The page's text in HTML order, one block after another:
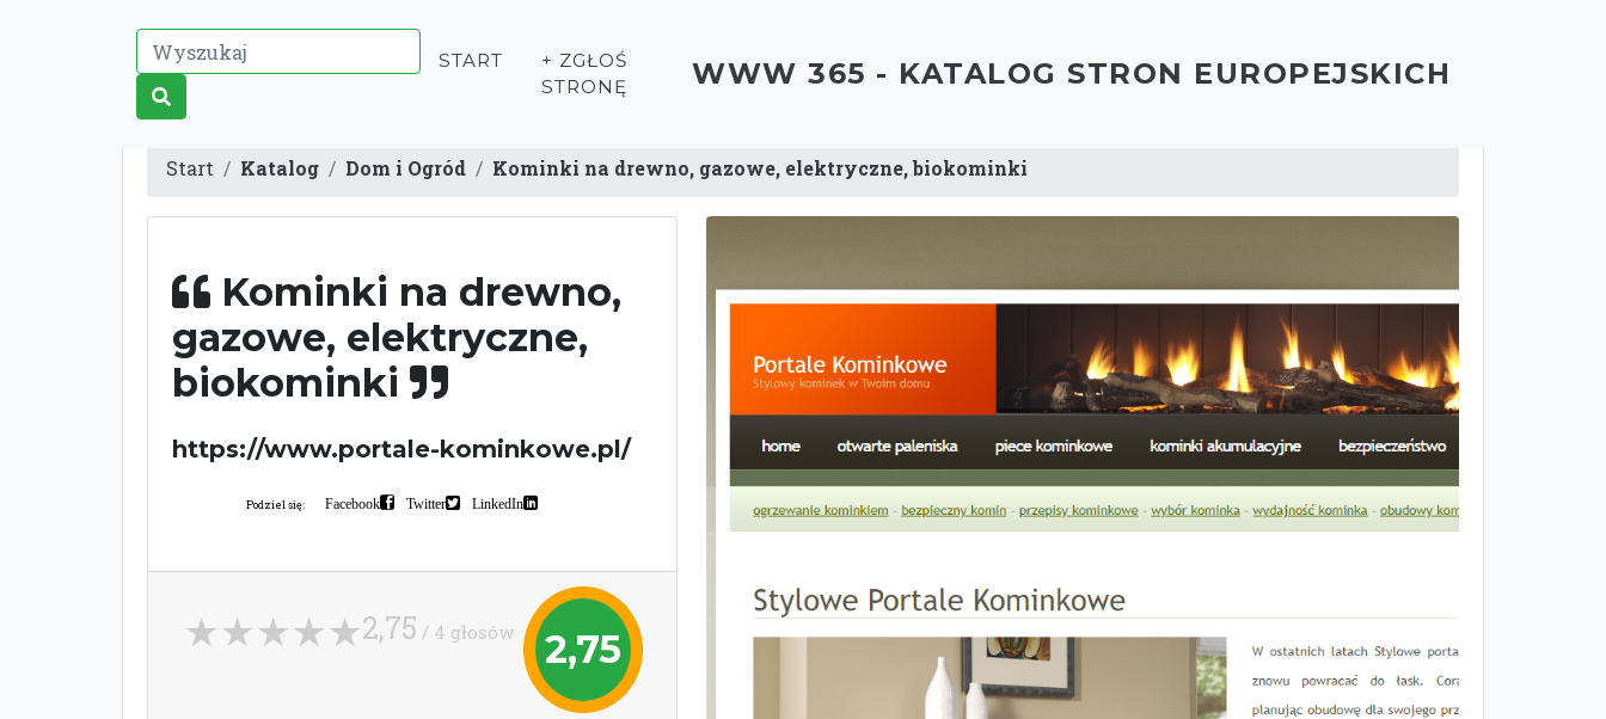
START
+ ZGŁOŚ
STRONĘ
WWW 365 - KATALOG STRON EUROPEJSKICH
Start Katalog Dom i Ogród Kominki na drewno, gazowe, elektryczne, biokominki
Kominki na drewno,
gazowe, elektryczne,
biokominki
https://www.portale-kominkowe.pl/
Podziel się: Facebook Twitter LinkedIn
2,75
2,75 / 4 głosów